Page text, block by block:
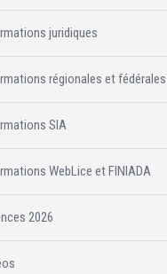
juridiques
régionales et fédérales
SIA
WebLice et FINIADA
2026